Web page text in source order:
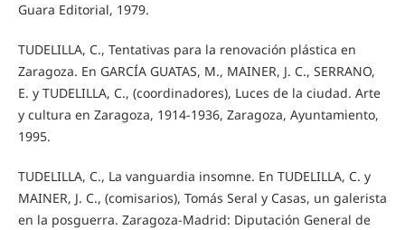
Guara Editorial, 1979.
TUDELILLA, C., Tentativas para la renovación plástica en
Zaragoza. En GARCÍA GUATAS, M., MAINER, J. C., SERRANO,
E. y TUDELILLA, C., (coordinadores), Luces de la ciudad. Arte
y cultura en Zaragoza, 1914-1936, Zaragoza, Ayuntamiento,
1995.
TUDELILLA, C., La vanguardia insomne. En TUDELILLA, C. y
MAINER, J. C., (comisarios), Tomás Seral y Casas, un galerista
en la posguerra. Zaragoza-Madrid: Diputación General de